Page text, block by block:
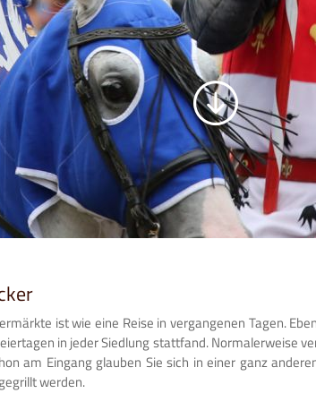
ist wie eine Reise in vergangenen Tagen.
in jeder Siedlung stattfand. Normalerweise
am Eingang glauben Sie sich in einer ganz
werden.